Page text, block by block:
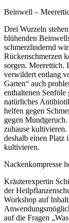
Beinwell –
Drei Wurzeln
blühenden
schmerzlindernd
Rückenschmerzen
sorgen. Meerettich.
verwildert entlang
Garten“ auch
enthaltenen Senföle
natürliches
helfen gegen
gegen
zuhause
deshalb einen Platz
kultivieren.
Nackenkompresse
Kräuterexpertin
der
Workshop auf
auf die Fragen